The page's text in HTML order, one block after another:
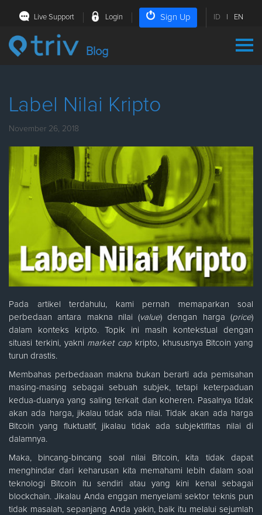
Live Support Login Sign Up ID EN
Blog
Label Nilai Kripto
November 26, 2018
Pada artikel terdahulu, kami pernah memaparkan soal
perbedaan antara makna nilai (value) dengan harga (price)
dalam konteks kripto. Topik ini masih kontekstual dengan
situasi terkini, yakni market cap kripto, khususnya Bitcoin yang
turun drastis.
Membahas perbedaaan makna bukan berarti ada pemisahan
masing-masing sebagai sebuah subjek, tetapi keterpaduan
kedua-duanya yang saling terkait dan koheren. Pasalnya tidak
akan ada harga, jikalau tidak ada nilai. Tidak akan ada harga
Bitcoin yang fluktuatif, jikalau tidak ada subjektifitas nilai di
dalamnya.
Maka, bincang-bincang soal nilai Bitcoin, kita tidak dapat
menghindar dari keharusan kita memahami lebih dalam soal
teknologi Bitcoin itu sendiri atau yang kini kenal sebagai
blockchain. Jikalau Anda enggan menyelami sektor teknis pun
tidak masalah, sepanjang Anda yakin, baik itu melalui sejumlah